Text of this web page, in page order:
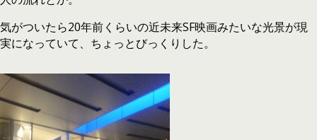
気がついたら20年前くらいの近未来SF映画みたいな光景が現
実になっていて、ちょっとびっくりした。